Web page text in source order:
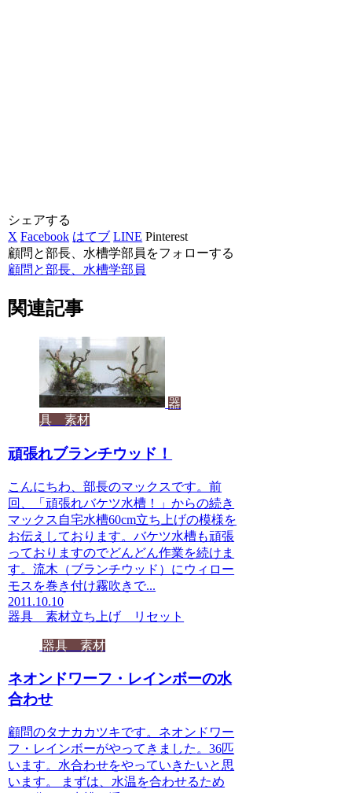
シェアする
X Facebook はてブ LINE Pinterest
顧問と部長、水槽学部員をフォローする
顧問と部長、水槽学部員
関連記事
器
具 素材
頑張れブランチウッド！
こんにちわ、部長のマックスです。前
回、「頑張れバケツ水槽！」からの続き
マックス自宅水槽60cm立ち上げの模様を
お伝えしております。バケツ水槽も頑張
っておりますのでどんどん作業を続けま
す。流木（ブランチウッド）にウィロー
モスを巻き付け霧吹きで...
2011.10.10
器具 素材立ち上げ リセット
器具 素材
ネオンドワーフ・レインボーの水
合わせ
顧問のタナカカツキです。ネオンドワー
フ・レインボーがやってきました。36匹
います。水合わせをやっていきたいと思
います。 まずは、水温を合わせるため